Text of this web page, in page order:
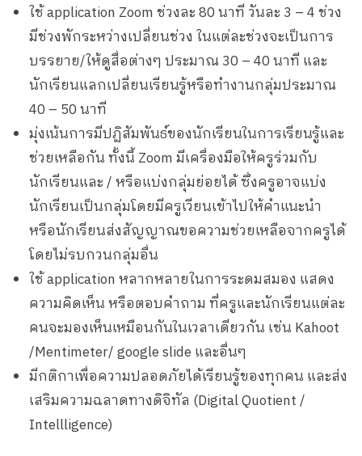
ใช้ application Zoom ช่วงละ 80 นาที วันละ 3 – 4 ช่วง
มีช่วงพักระหว่างเปลี่ยนช่วง ในแต่ละช่วงจะเป็นการ
บรรยาย/ให้ดูสื่อต่างๆ ประมาณ 30 – 40 นาที และ
นักเรียนแลกเปลี่ยนเรียนรู้หรือทำงานกลุ่มประมาณ
40 – 50 นาที
มุ่งเน้นการมีปฏิสัมพันธ์ของนักเรียนในการเรียนรู้และ
ช่วยเหลือกัน ทั้งนี้ Zoom มีเครื่องมือให้ครูร่วมกับ
นักเรียนและ / หรือแบ่งกลุ่มย่อยได้ ซึ่งครูอาจแบ่ง
นักเรียนเป็นกลุ่มโดยมีครูเวียนเข้าไปให้คำแนะนำ
หรือนักเรียนส่งสัญญาณขอความช่วยเหลือจากครูได้
โดยไม่รบกวนกลุ่มอื่น
ใช้ application หลากหลายในการระดมสมอง แสดง
ความคิดเห็น หรือตอบคำถาม ที่ครูและนักเรียนแต่ละ
คนจะมองเห็นเหมือนกันในเวลาเดียวกัน เช่น Kahoot
/Mentimeter/ google slide และอื่นๆ
มีกติกาเพื่อความปลอดภัยได้เรียนรู้ของทุกคน และส่ง
เสริมความฉลาดทางดิจิทัล (Digital Quotient /
Intellligence)